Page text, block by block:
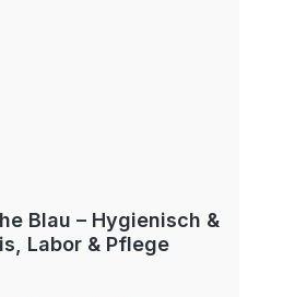
Blau – Hygienisch &
Labor & Pflege